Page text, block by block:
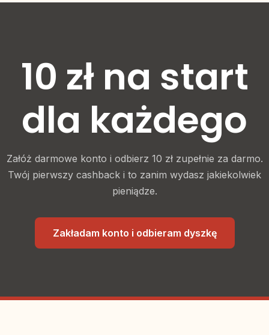
10 zł na start
dla każdego
Załóż darmowe konto i odbierz 10 zł zupełnie za darmo.
Twój pierwszy cashback i to zanim wydasz jakiekolwiek
pieniądze.
Zakładam konto i odbieram dyszkę